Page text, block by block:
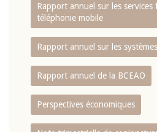
Rapport annuel sur les services
téléphonie mobile
Rapport annuel sur les
Rapport annuel de la BCEAO
Perspectives économiques